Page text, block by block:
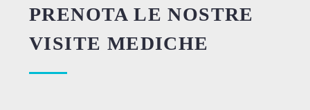
PRENOTA LE NOSTRE
VISITE MEDICHE